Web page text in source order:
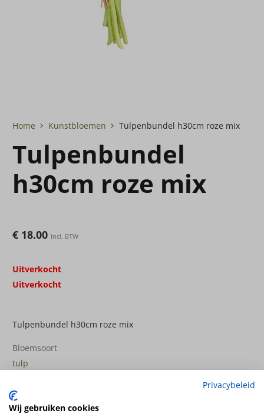
Home Kunstbloemen Tulpenbundel h30cm roze mix
Tulpenbundel
h30cm roze mix
€ 18.00 Incl. BTW
Uitverkocht
Uitverkocht
Tulpenbundel h30cm roze mix
Bloemsoort
tulp
Ook interessant
Privacybeleid
Wij gebruiken cookies